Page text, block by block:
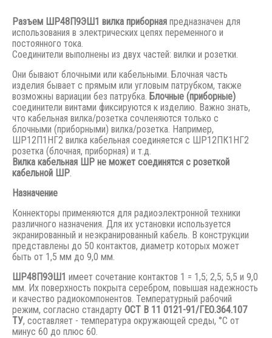
Разъем ШР48П9ЭШ1 вилка приборная предназначен для
использования в электрических цепях переменного и
постоянного тока.
Соединители выполнены из двух частей: вилки и розетки.
Они бывают блочными или кабельными. Блочная часть
изделия бывает с прямым или угловым патрубком, также
возможны вариации без патрубка. Блочные (приборные)
соединители винтами фиксируются к изделию. Важно знать,
что кабельная вилка/розетка сочленяются только с
блочными (приборными) вилка/розетка. Например,
ШР12П1НГ2 вилка кабельная соединяется с ШР12ПК1НГ2
розетка (блочная, приборная) и т.д.
Вилка кабельная ШР не может соединятся с розеткой
кабельной ШР
Назначение
Коннекторы применяются для радиоэлектронной техники
различного назначения. Для их установки используется
экранированный и неэкранированный кабель. В конструкции
представлены до 50 контактов, диаметр которых может
быть от 1,5 мм до 9,0 мм.
ШР48П9ЭШ1 имеет сочетание контактов 1 = 1,5; 2,5; 5,5 и 9,0
мм. Их поверхность покрыта серебром, повышая надежность
и качество радиокомпонентов. Температурный рабочий
режим, согласно стандарту ОСТ В 11 0121-91/ГЕО.364.107
ТУ, составляет - температура окружающей среды, °С от
минус 60 до плюс 60.